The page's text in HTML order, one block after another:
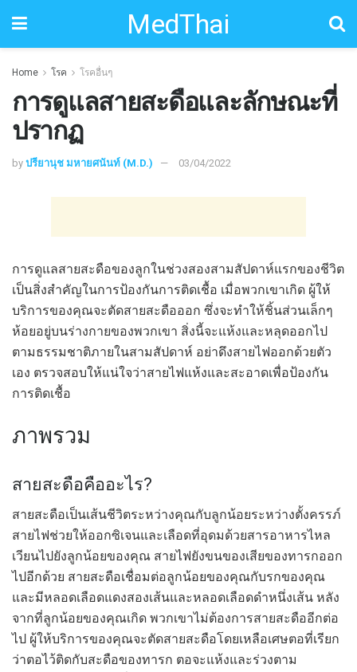
MedThai
Home โรค โรคอื่นๆ
การดูแลสายสะดือและลักษณะที่
ปรากฏ
by ปรียานุช มหายศนันท์ (M.D.) 03/04/2022
การดูแลสายสะดือของลูกในช่วงสองสามสัปดาห์แรกของชีวิต
เป็นสิ่งสำคัญในการป้องกันการติดเชื้อ เมื่อพวกเขาเกิด ผู้ให้
บริการของคุณจะตัดสายสะดือออก ซึ่งจะทำให้ชิ้นส่วนเล็กๆ
ห้อยอยู่บนร่างกายของพวกเขา สิ่งนี้จะแห้งและหลุดออกไป
ตามธรรมชาติภายในสามสัปดาห์ อย่าดึงสายไฟออกด้วยตัว
เอง ตรวจสอบให้แน่ใจว่าสายไฟแห้งและสะอาดเพื่อป้องกัน
การติดเชื้อ
ภาพรวม
สายสะดือคืออะไร?
สายสะดือเป็นเส้นชีวิตระหว่างคุณกับลูกน้อยระหว่างตั้งครรภ์
สายไฟช่วยให้ออกซิเจนและเลือดที่อุดมด้วยสารอาหารไหล
เวียนไปยังลูกน้อยของคุณ สายไฟยังขนของเสียของทารกออก
ไปอีกด้วย สายสะดือเชื่อมต่อลูกน้อยของคุณกับรกของคุณ
และมีหลอดเลือดแดงสองเส้นและหลอดเลือดดำหนึ่งเส้น หลัง
จากที่ลูกน้อยของคุณเกิด พวกเขาไม่ต้องการสายสะดืออีกต่อ
ไป ผู้ให้บริการของคุณจะตัดสายสะดือโดยเหลือเศษตอที่เรียก
ว่าตอไว้ติดกับสะดือของทารก ตอจะแห้งและร่วงตาม